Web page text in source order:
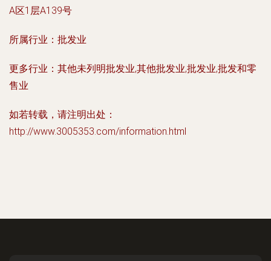
A区1层A139号
所属行业： 批发业
更多行业： 其他未列明批发业,其他批发业,批发业,批发和零
售业
如若转载，请注明出处：
http://www.3005353.com/information.html